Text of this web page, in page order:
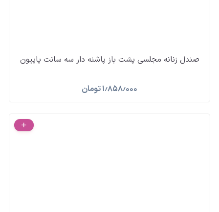
صندل زنانه مجلسی پشت باز پاشنه دار سه سانت پاپیون
۱٫۸۵۸٫۰۰۰تومان